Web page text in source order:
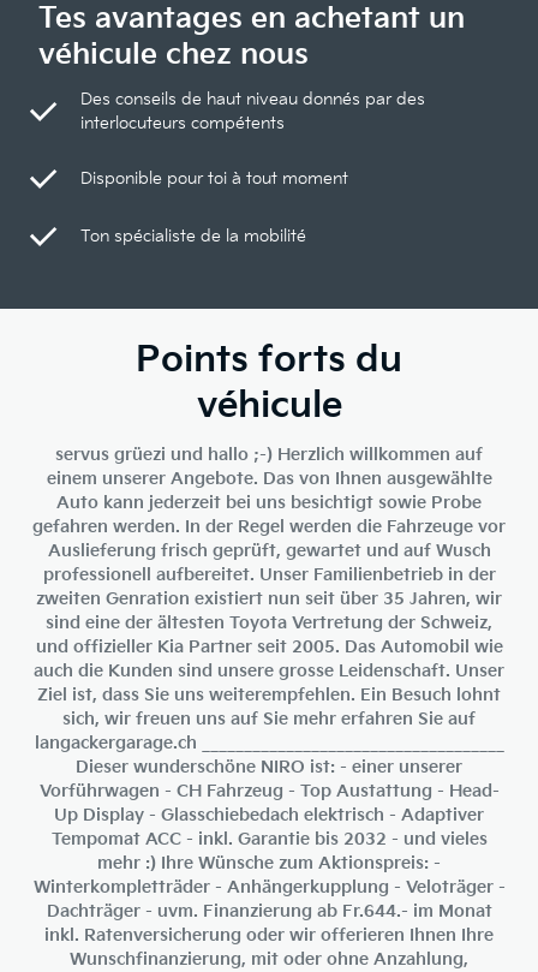
Tes avantages en achetant un
véhicule chez nous
Des conseils de haut niveau donnés par des
interlocuteurs compétents
Disponible pour toi à tout moment
Ton spécialiste de la mobilité
Points forts du
véhicule
servus grüezi und hallo ;-) Herzlich willkommen auf
einem unserer Angebote. Das von Ihnen ausgewählte
Auto kann jederzeit bei uns besichtigt sowie Probe
gefahren werden. In der Regel werden die Fahrzeuge vor
Auslieferung frisch geprüft, gewartet und auf Wusch
professionell aufbereitet. Unser Familienbetrieb in der
zweiten Genration existiert nun seit über 35 Jahren, wir
sind eine der ältesten Toyota Vertretung der Schweiz,
und offizieller Kia Partner seit 2005. Das Automobil wie
auch die Kunden sind unsere grosse Leidenschaft. Unser
Ziel ist, dass Sie uns weiterempfehlen. Ein Besuch lohnt
sich, wir freuen uns auf Sie mehr erfahren Sie auf
langackergarage.ch ____________________________________
Dieser wunderschöne NIRO ist: - einer unserer
Vorführwagen - CH Fahrzeug - Top Austattung - Head-
Up Display - Glasschiebedach elektrisch - Adaptiver
Tempomat ACC - inkl. Garantie bis 2032 - und vieles
mehr :) Ihre Wünsche zum Aktionspreis: -
Winterkompletträder - Anhängerkupplung - Veloträger -
Dachträger - uvm. Finanzierung ab Fr.644.- im Monat
inkl. Ratenversicherung oder wir offerieren Ihnen Ihre
Wunschfinanzierung, mit oder ohne Anzahlung,